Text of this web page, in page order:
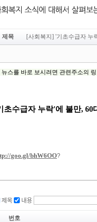
제목 [사회복지] '기초수급자 누
제목 내용
번호